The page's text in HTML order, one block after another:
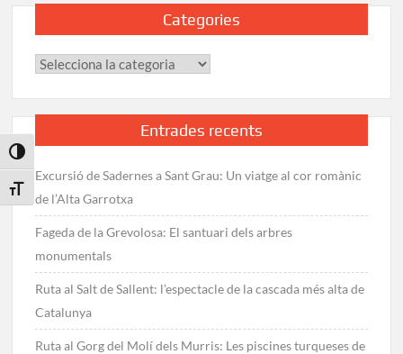
Toggle High Contrast
Toggle Font size
Categories
Categories
Entrades recents
Excursió de Sadernes a Sant Grau: Un viatge al cor romànic
de l’Alta Garrotxa
Fageda de la Grevolosa: El santuari dels arbres
monumentals
Ruta al Salt de Sallent: l’espectacle de la cascada més alta de
Catalunya
Ruta al Gorg del Molí dels Murris: Les piscines turqueses de